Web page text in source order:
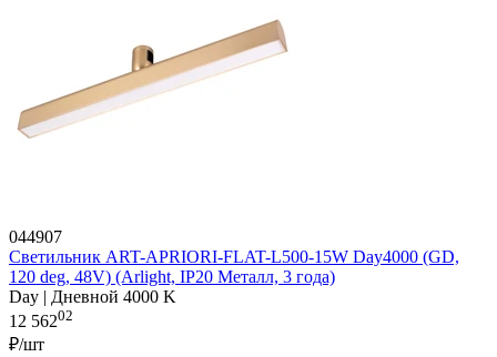
044907
Светильник ART-APRIORI-FLAT-L500-15W Day4000 (GD,
120 deg, 48V) (Arlight, IP20 Металл, 3 года)
Day | Дневной 4000 K
12 56202
₽/шт